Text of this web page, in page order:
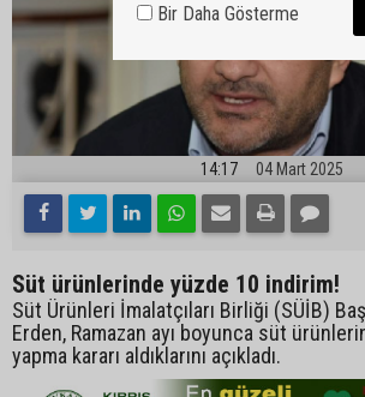
14:17 04 Mart 2025
Süt ürünlerinde yüzde 10 indirim!
Süt Ürünleri İmalatçıları Birliği (SÜİB)
Erden, Ramazan ayı boyunca süt
yapma kararı aldıklarını açıkladı.
Bir Daha Gösterme